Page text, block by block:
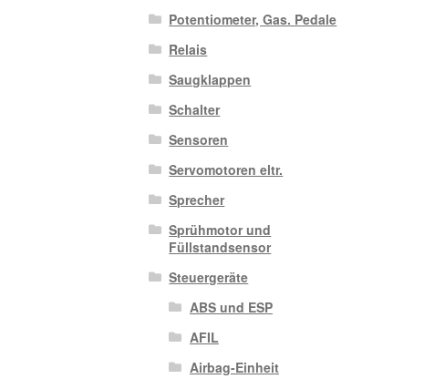
Potentiometer, Gas. Pedale
Relais
Saugklappen
Schalter
Sensoren
Servomotoren eltr.
Sprecher
Sprühmotor und
Füllstandsensor
Steuergeräte
ABS und ESP
AFIL
Airbag-Einheit